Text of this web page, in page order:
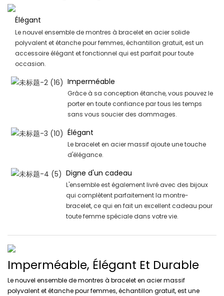
Élégant
Le nouvel ensemble de montres à bracelet en acier solide
polyvalent et étanche pour femmes, échantillon gratuit, est un
accessoire élégant et fonctionnel qui est parfait pour toute
occasion.
Imperméable
Grâce à sa conception étanche, vous pouvez le
porter en toute confiance par tous les temps
sans vous soucier des dommages.
Élégant
Le bracelet en acier massif ajoute une touche
d'élégance.
Digne d'un cadeau
L'ensemble est également livré avec des bijoux
qui complètent parfaitement la montre-
bracelet, ce qui en fait un excellent cadeau pour
toute femme spéciale dans votre vie.
Imperméable, Élégant Et Durable
Le nouvel ensemble de montres à bracelet en acier massif
polyvalent et étanche pour femmes, échantillon gratuit, est une